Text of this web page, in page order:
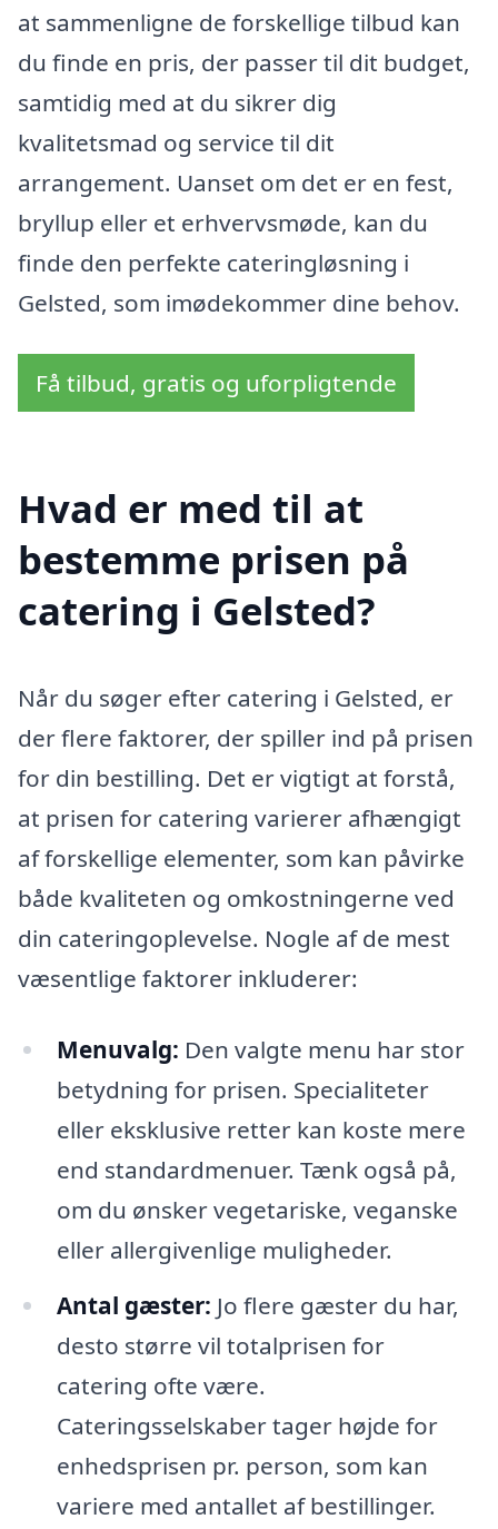
at sammenligne de forskellige tilbud kan
du finde en pris, der passer til dit budget,
samtidig med at du sikrer dig
kvalitetsmad og service til dit
arrangement. Uanset om det er en fest,
bryllup eller et erhvervsmøde, kan du
finde den perfekte cateringløsning i
Gelsted, som imødekommer dine behov.
Få tilbud, gratis og uforpligtende
Hvad er med til at
bestemme prisen på
catering i Gelsted?
Når du søger efter catering i Gelsted, er
der flere faktorer, der spiller ind på prisen
for din bestilling. Det er vigtigt at forstå,
at prisen for catering varierer afhængigt
af forskellige elementer, som kan påvirke
både kvaliteten og omkostningerne ved
din cateringoplevelse. Nogle af de mest
væsentlige faktorer inkluderer:
Menuvalg: Den valgte menu har stor
betydning for prisen. Specialiteter
eller eksklusive retter kan koste mere
end standardmenuer. Tænk også på,
om du ønsker vegetariske, veganske
eller allergivenlige muligheder.
Antal gæster: Jo flere gæster du har,
desto større vil totalprisen for
catering ofte være.
Cateringsselskaber tager højde for
enhedsprisen pr. person, som kan
variere med antallet af bestillinger.